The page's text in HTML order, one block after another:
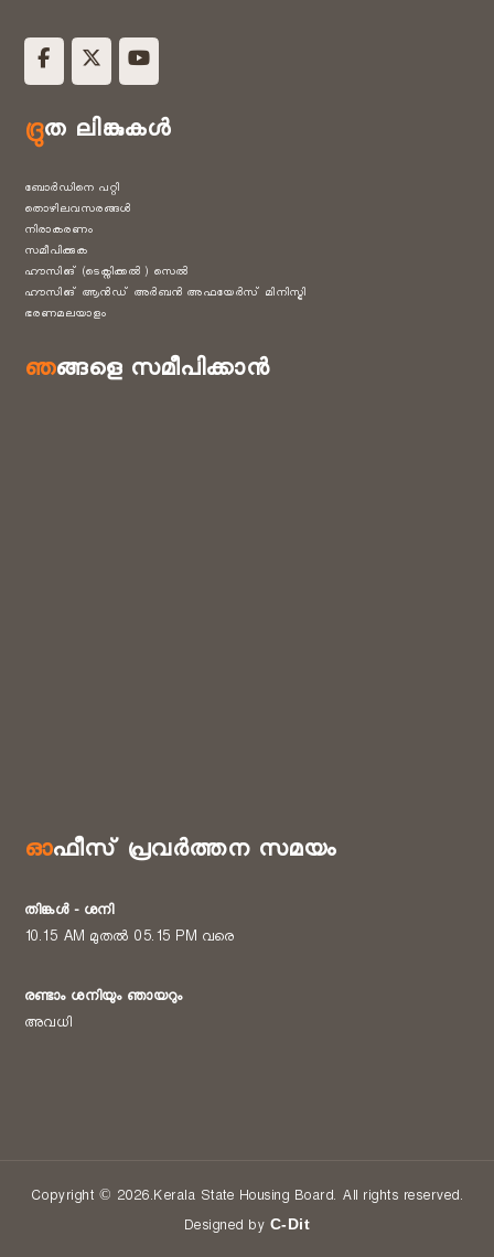
ദ്രുത ലിങ്കുകൾ
ബോർഡിനെ പറ്റി
തൊഴിലവസരങ്ങൾ
നിരാകരണം
സമീപിക്കുക
ഹൗസിങ് (ടെക്നിക്കൽ ) സെൽ
ഹൗസിങ് ആൻഡ് അർബൻ അഫയേർസ് മിനിസ്ട്രി
ഭരണമലയാളം
ഞങ്ങളെ സമീപിക്കാൻ
ഓഫീസ് പ്രവർത്തന സമയം
തിങ്കൾ - ശനി
10.15 AM മുതൽ 05.15 PM വരെ
രണ്ടാം ശനിയും ഞായറും
അവധി
Copyright © 2026.Kerala State Housing Board. All rights reserved.
Designed by C-Dit